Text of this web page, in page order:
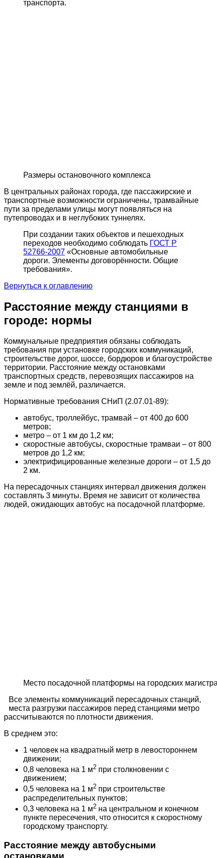
транспорта.
Размеры остановочного комплекса
В центральных районах города, где пассажирские и
транспортные возможности ограничены, трамвайные
пути за пределами улицы могут появляться на
путепроводах и в неглубоких туннелях.
При создании таких объектов и пешеходных
переходов необходимо соблюдать ГОСТ Р
52766-2007 «Основные автомобильные
дороги. Элементы договорённости. Общие
требования».
Вернуться к оглавлению
Расстояние между станциями в
городе: нормы
Коммунальные предприятия обязаны соблюдать
требования при установке городских коммуникаций,
строительстве дорог, шоссе, бордюров и благоустройстве
территории. Расстояние между остановками
транспортных средств, перевозящих пассажиров на
земле и под землёй, различается.
Нормативные требования СНиП (2.07.01-89):
автобус, троллейбус, трамвай – от 400 до 600
метров;
метро – от 1 км до 1,2 км;
скоростные автобусы, скоростные трамваи – от 800
метров до 1,2 км;
электрифицированные железные дороги – от 1,5 до
2 км.
На пересадочных станциях интервал движения должен
составлять 3 минуты. Время не зависит от количества
людей, ожидающих автобус на посадочной платформе.
Место посадочной платформы на городских
Все элементы коммуникаций пересадочных станций,
места разгрузки пассажиров перед станциями метро
рассчитываются по плотности движения.
В среднем это:
1 человек на квадратный метр в левостороннем
движении;
0,8 человека на 1 м2 при столкновении с
движением;
0,5 человека на 1 м2 при строительстве
распределительных пунктов;
0,3 человека на 1 м2 на центральном и конечном
пункте пересечения, что относится к скоростному
городскому транспорту.
Расстояние между автобусными
остановками